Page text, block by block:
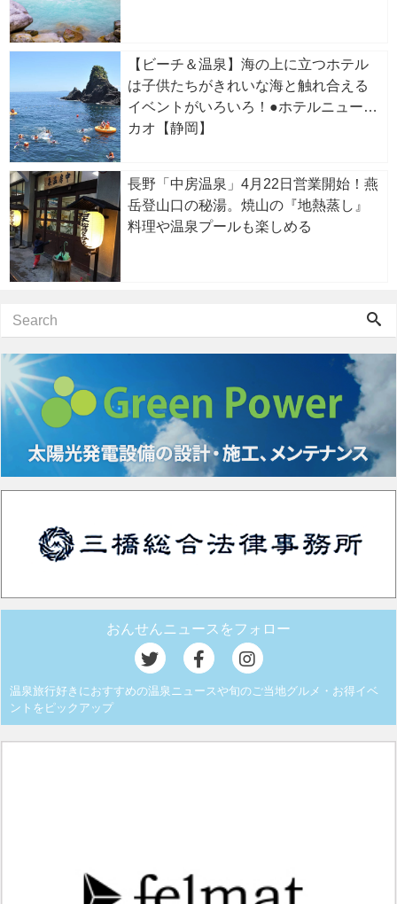
【ビーチ＆温泉】海の上に立つホテル
は子供たちがきれいな海と触れ合える
イベントがいろいろ！●ホテルニューア
カオ【静岡】
長野「中房温泉」4月22日営業開始！燕
岳登山口の秘湯。焼山の『地熱蒸し』
料理や温泉プールも楽しめる
おんせんニュースをフォロー
温泉旅行好きにおすすめの温泉ニュースや旬のご当地グルメ・お得イベ
ントをピックアップ